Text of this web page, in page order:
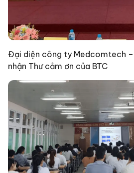
Đại diện công ty Medcomtech
nhận Thư cảm ơn của BTC